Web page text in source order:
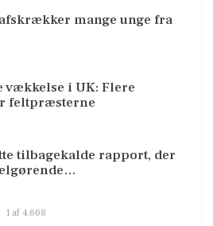
mange unge fra
vækkelse i UK: Flere
feltpræsterne
tilbagekalde rapport, der
1 af 4.668